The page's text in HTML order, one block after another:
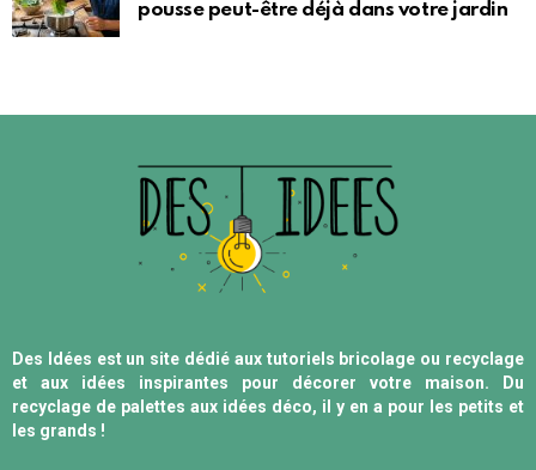
pousse peut-être déjà dans votre jardin
Des Idées est un site dédié aux tutoriels bricolage ou recyclage
et aux idées inspirantes pour décorer votre maison. Du
recyclage de palettes aux idées déco, il y en a pour les petits et
les grands !